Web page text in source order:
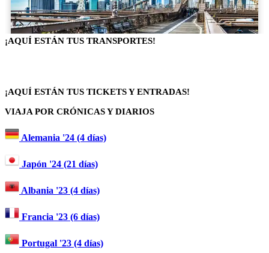
¡AQUÍ ESTÁN TUS TRANSPORTES!
¡AQUÍ ESTÁN TUS TICKETS Y ENTRADAS!
VIAJA POR CRÓNICAS Y DIARIOS
Alemania '24 (4 días)
Japón '24 (21 días)
Albania '23 (4 días)
Francia '23 (6 días)
Portugal '23 (4 días)